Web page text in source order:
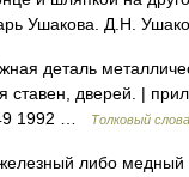
Ушакова. Д.Н.
деталь
дверей. |
1992 …
Толковый
либо медный